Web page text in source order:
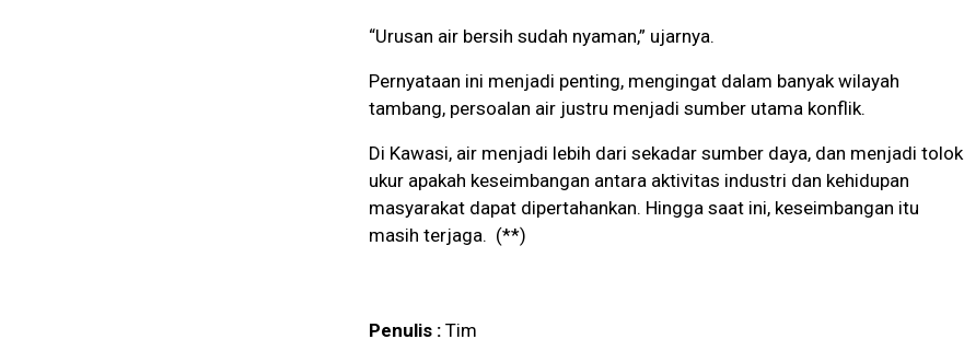
“Urusan air bersih sudah nyaman,” ujarnya.
Pernyataan ini menjadi penting, mengingat dalam banyak wilayah
tambang, persoalan air justru menjadi sumber utama konflik.
Di Kawasi, air menjadi lebih dari sekadar sumber daya, dan menjadi tolok
ukur apakah keseimbangan antara aktivitas industri dan kehidupan
masyarakat dapat dipertahankan. Hingga saat ini, keseimbangan itu
masih terjaga. (**)
Penulis : Tim